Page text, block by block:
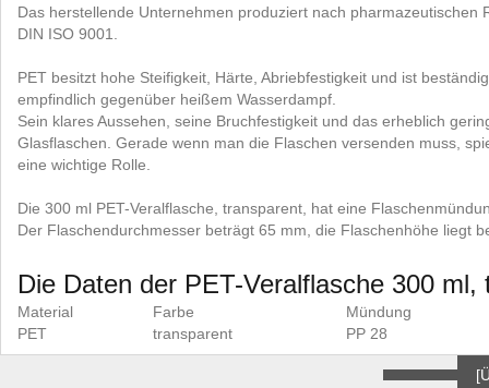
Das herstellende Unternehmen produziert nach
DIN ISO 9001.
PET besitzt hohe Steifigkeit, Härte, Abriebfestigkeit und ist
empfindlich gegenüber heißem Wasserdampf.
Sein klares Aussehen, seine Bruchfestigkeit und das erheblich
Glasflaschen. Gerade wenn man die Flaschen versenden muss,
eine wichtige Rolle.
Die 300 ml PET-Veralflasche, transparent, hat eine
Der Flaschendurchmesser beträgt 65 mm, die Flaschenhöhe liegt
Die Daten der PET-Veralflasche 300
Material Farbe
Mündung
PET
transparent PP 28